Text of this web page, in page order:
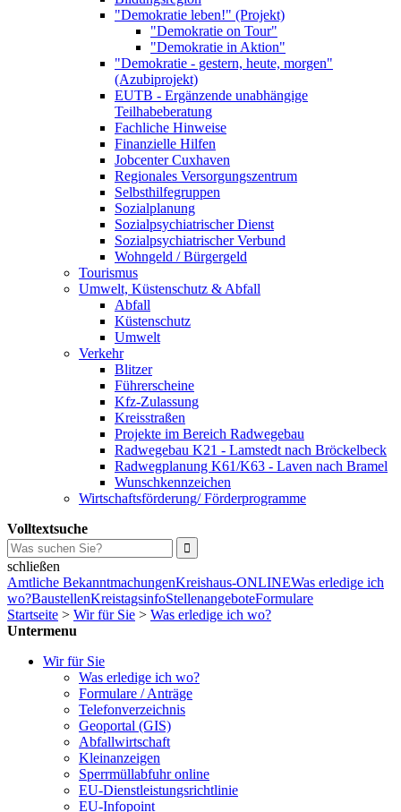
"Demokratie leben!" (Projekt)
"Demokratie on Tour"
"Demokratie in Aktion"
"Demokratie - gestern, heute, morgen"
(Azubiprojekt)
EUTB - Ergänzende unabhängige
Teilhabeberatung
Fachliche Hinweise
Finanzielle Hilfen
Jobcenter Cuxhaven
Regionales Versorgungszentrum
Selbsthilfegruppen
Sozialplanung
Sozialpsychiatrischer Dienst
Sozialpsychiatrischer Verbund
Wohngeld / Bürgergeld
Tourismus
Umwelt, Küstenschutz & Abfall
Abfall
Küstenschutz
Umwelt
Verkehr
Blitzer
Führerscheine
Kfz-Zulassung
Kreisstraßen
Projekte im Bereich Radwegebau
Radwegebau K21 - Lamstedt nach Bröckelbeck
Radwegplanung K61/K63 - Laven nach Bramel
Wunschkennzeichen
Wirtschaftsförderung/ Förderprogramme
Volltextsuche
schließen
Amtliche BekanntmachungenKreishaus-ONLINEWas erledige ich
wo?BaustellenKreistagsinfoStellenangeboteFormulare
Startseite > Wir für Sie > Was erledige ich wo?
Untermenu
Wir für Sie
Was erledige ich wo?
Formulare / Anträge
Telefonverzeichnis
Geoportal (GIS)
Abfallwirtschaft
Kleinanzeigen
Sperrmüllabfuhr online
EU-Dienstleistungsrichtlinie
EU-Infopoint